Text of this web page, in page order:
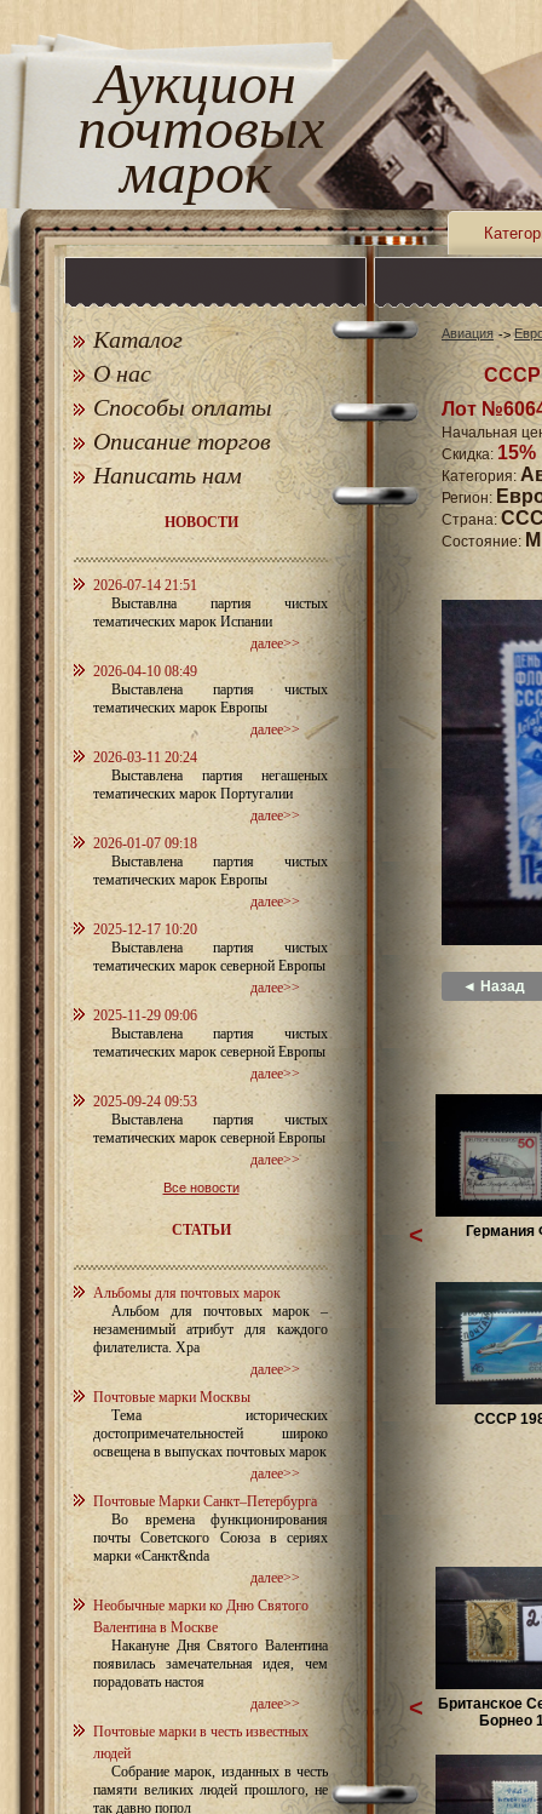
Аукцион
почтовых
марок
Каталог
О нас
Способы оплаты
Описание торгов
Написать нам
НОВОСТИ
2026-07-14 21:51
Выставлна партия чистых
тематических марок Испании
далее>>
2026-04-10 08:49
Выставлена партия чистых
тематических марок Европы
далее>>
2026-03-11 20:24
Выставлена партия негашеных
тематических марок Португалии
далее>>
2026-01-07 09:18
Выставлена партия чистых
тематических марок Европы
далее>>
2025-12-17 10:20
Выставлена партия чистых
тематических марок северной Европы
далее>>
2025-11-29 09:06
Выставлена партия чистых
тематических марок северной Европы
далее>>
2025-09-24 09:53
Выставлена партия чистых
тематических марок северной Европы
далее>>
Все новости
СТАТЬИ
Альбомы для почтовых марок
Альбом для почтовых марок –
незаменимый атрибут для каждого
филателиста. Хра
далее>>
Почтовые марки Москвы
Тема исторических
достопримечательностей широко
освещена в выпусках почтовых марок
далее>>
Почтовые Марки Санкт–Петербурга
Во времена функционирования
почты Советского Союза в сериях
марки «Санкт&nda
далее>>
Необычные марки ко Дню Святого
Валентина в Москве
Накануне Дня Святого Валентина
появилась замечательная идея, чем
порадовать настоя
далее>>
Почтовые марки в честь известных
людей
Собрание марок, изданных в честь
памяти великих людей прошлого, не
так давно попол
Авиация
СССР
Лот
Начальная
Скидка: 15%
Категория:
Регион:
Страна:
Состояние:
◄ Назад
Германия
СССР
<
Британское
Борнео
<